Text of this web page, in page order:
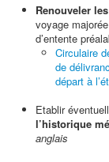
Renouveler
voyage
d’entente
Circulaire
de
départ à
Etablir
l’historique
anglais